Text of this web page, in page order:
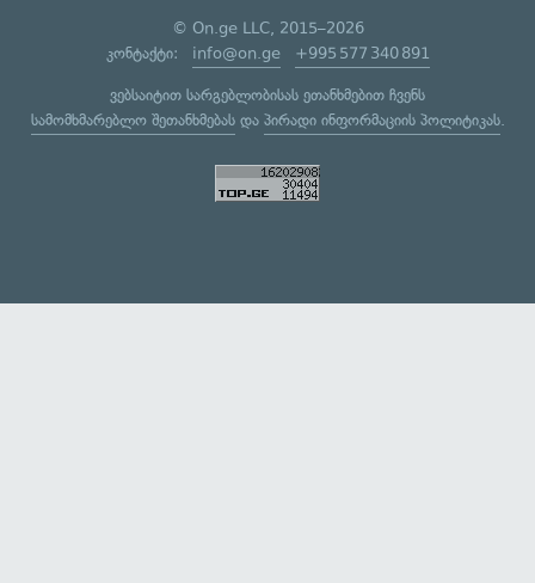
© On.ge LLC, 2015–2026
კონტაქტი: info@on.ge +995 577 340 891
ვებსაიტით სარგებლობისას ეთანხმებით ჩვენს
სამომხმარებლო შეთანხმებასდა პირადი ინფორმაციის პოლიტიკას.